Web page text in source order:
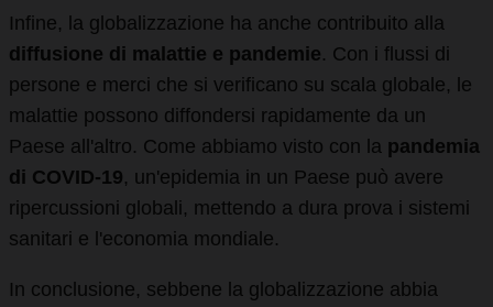
Infine, la globalizzazione ha anche contribuito alla
diffusione di malattie e pandemie. Con i flussi di
persone e merci che si verificano su scala globale, le
malattie possono diffondersi rapidamente da un
Paese all'altro. Come abbiamo visto con la pandemia
di COVID-19, un'epidemia in un Paese può avere
ripercussioni globali, mettendo a dura prova i sistemi
sanitari e l'economia mondiale.
In conclusione, sebbene la globalizzazione abbia